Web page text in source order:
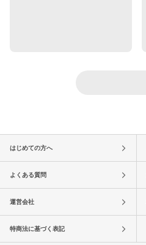
はじめての方へ
よくある質問
運営会社
特商法に基づく表記